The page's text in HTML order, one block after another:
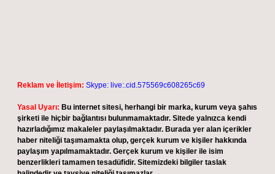
Reklam ve İletişim: Skype: live:.cid.575569c608265c69
Yasal Uyarı: Bu internet sitesi, herhangi bir marka, kurum veya şahıs
şirketi ile hiçbir bağlantısı bulunmamaktadır. Sitede yalnızca kendi
hazırladığımız makaleler paylaşılmaktadır. Burada yer alan içerikler
haber niteliği taşımamakta olup, gerçek kurum ve kişiler hakkında
paylaşım yapılmamaktadır. Gerçek kurum ve kişiler ile isim
benzerlikleri tamamen tesadüfidir. Sitemizdeki bilgiler taslak